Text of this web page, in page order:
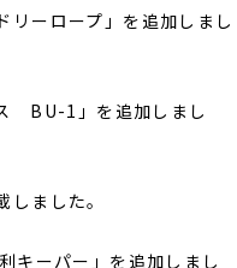
ーロープ」を追加しまし
BU-1」を追加しまし
ました。
キーパー」を追加しまし